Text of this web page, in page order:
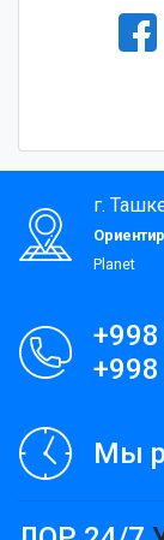
г.
Planet
Мы